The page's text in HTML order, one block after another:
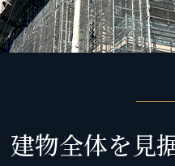
建物全体を見